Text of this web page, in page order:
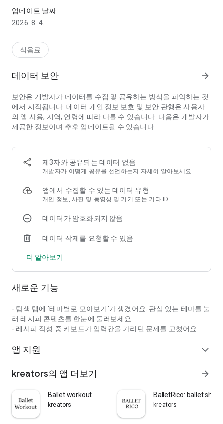
[베이킹 레시피 작성 및 관리]
- 재료, 공정, 사진, 메모, 유튜브 링크를 한 번에 정리할 수 있어요
[배합비 계산기]
- 목표 총 반죽량에 맞춰 재료량을 바로 계산
[빵틀 변환 계산기]
- 빵틀 크기가 달라져도 재료량을 자동으로 변환할 수 있어요
- 원래 중량과 변환된 중량을 함께 확인할 수 있어요
[베이킹 모드와 타이머]
- 단계별 공정을 보면서 바로 베이킹을 진행할 수 있어요
- 공정 시간에 맞춰 타이머를 실행할 수 있어요
[베이킹 기록장]
- 다음에 바꿔보고 싶은 점도 기록해 다음 배합에 활용할 수 있어
- 타임라인과 캘린더에서 기록을 한눈에 확인할 수 있어요
[링크나 사진으로 레시피 불러오기]
- 레시피 링크로 레시피 초안을 만들 수 있어요
- 불러온 내용을 수정한 뒤 내 레시피로 저장할 수 있어요
[테마별 레시피 탐색]
- 쿠키, 케이크, 빵, 타르트, 디저트 등 테마별로 베이킹 레시피 영
상을 모아볼 수 있어요
- 좋아하는 베이킹 크리에이터를 구독하고 새 콘텐츠를 받아볼 수
[이런 분들께 추천해요]
- 마카롱, 쿠키, 케이크, 스콘, 휘낭시에 같은 디저트 베이킹을 좋
아하는 분
- 제빵기능사·제과기능사 실습 배합을 기록하고 싶은 분
업데이트 날짜
2026. 8. 4.
식음료
데이터 보안 arrow_forward
보안은 개발자가 데이터를 수집 및 공유하는 방식을 파악하는 것
에서 시작됩니다. 데이터 개인 정보 보호 및 보안 관행은 사용자
의 앱 사용, 지역, 연령에 따라 다를 수 있습니다. 다음은 개발자가
제공한 정보이며 추후 업데이트될 수 있습니다.
제3자와 공유되는 데이터 없음
개발자가 어떻게 공유를 선언하는지 자세히 알아보세요.
앱에서 수집할 수 있는 데이터 유형
개인 정보, 사진 및 동영상 및 기기 또는 기타 ID
데이터가 암호화되지 않음
데이터 삭제를 요청할 수 있음
더 알아보기
새로운 기능
- 탐색 탭에 '테마별로 모아보기'가 생겼어요. 관심 있는 테마를 눌
러 레시피 콘텐츠를 한눈에 둘러보세요.
- 레시피 작성 중 키보드가 입력칸을 가리던 문제를 고쳤어요.
앱 지원 expand_more
kreators의 앱 더보기 arrow_forward
Ballet workout
kreators
BalletRico: ballet
kreators